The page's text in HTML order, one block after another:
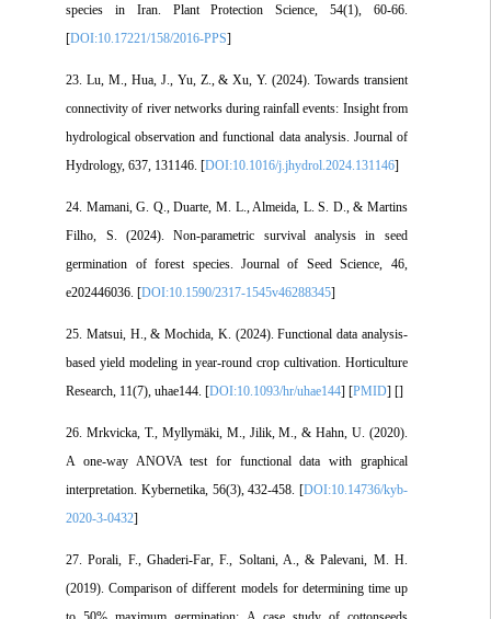
species in Iran. Plant Protection Science, 54(1), 60-66.
[DOI:10.17221/158/2016-PPS
23. Lu, M., Hua, J., Yu, Z., & Xu, Y. (2024). Towards transient
connectivity of river networks during rainfall events: Insight from
hydrological observation and functional data analysis. Journal of
Hydrology, 637, 131146. [DOI:10.1016/j.jhydrol.2024.131146
24. Mamani, G. Q., Duarte, M. L., Almeida, L. S. D., & Martins
Filho, S. (2024). Non-parametric survival analysis in seed
germination of forest species. Journal of Seed Science, 46,
e202446036. [DOI:10.1590/2317-1545v46288345
25. Matsui, H., & Mochida, K. (2024). Functional data analysis-
based yield modeling in year-round crop cultivation. Horticulture
Research, 11(7), uhae144. [DOI:10.1093/hr/uhae144] [PMID] [
26. Mrkvicka, T., Myllymäki, M., Jilik, M., & Hahn, U. (2020).
A one-way ANOVA test for functional data with graphical
interpretation. Kybernetika, 56(3), 432-458. [DOI:10.14736/kyb-
2020-3-0432
27. Porali, F., Ghaderi-Far, F., Soltani, A., & Palevani, M. H.
(2019). Comparison of different models for determining time up